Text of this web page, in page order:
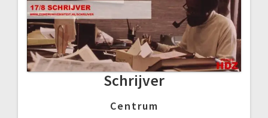
Schrijver
Centrum